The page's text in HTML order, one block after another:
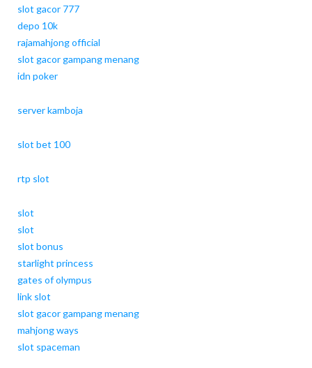
slot gacor 777
depo 10k
rajamahjong official
slot gacor gampang menang
idn poker
server kamboja
slot bet 100
rtp slot
slot
slot
slot bonus
starlight princess
gates of olympus
link slot
slot gacor gampang menang
mahjong ways
slot spaceman